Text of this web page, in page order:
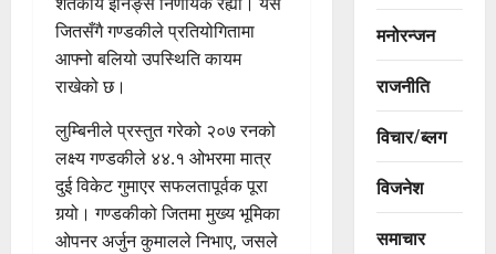
जितसँगै गण्डकीले प्रतियोगितामा
आफ्नो बलियो उपस्थिति कायम
राखेको छ।
लुम्बिनीले प्रस्तुत गरेको २०७ रनको
लक्ष्य गण्डकीले ४४.१ ओभरमा मात्र
दुई विकेट गुमाएर सफलतापूर्वक पूरा
गर्‍यो। गण्डकीको जितमा मुख्य भूमिका
ओपनर अर्जुन कुमालले निभाए, जसले
मनोरन्जन
राजनीति
विचार/ब्लग
विजनेश
समाचार